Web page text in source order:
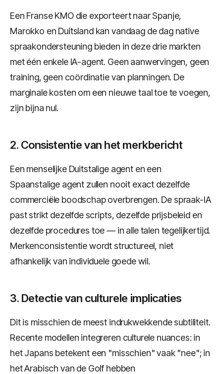
Een Franse KMO die exporteert naar Spanje,
Marokko en Duitsland kan vandaag de dag native
spraakondersteuning bieden in deze drie markten
met één enkele IA-agent. Geen aanwervingen, geen
training, geen coördinatie van planningen. De
marginale kosten om een nieuwe taal toe te voegen,
zijn bijna nul.
2. Consistentie van het merkbericht
Een menselijke Duitstalige agent en een
Spaanstalige agent zullen nooit exact dezelfde
commerciële boodschap overbrengen. De spraak-IA
past strikt dezelfde scripts, dezelfde prijsbeleid en
dezelfde procedures toe — in alle talen tegelijkertijd.
Merkenconsistentie wordt structureel, niet
afhankelijk van individuele goede wil.
3. Detectie van culturele implicaties
Dit is misschien de meest indrukwekkende subtiliteit.
Recente modellen integreren culturele nuances: in
het Japans betekent een "misschien" vaak "nee"; in
het Arabisch van de Golf hebben